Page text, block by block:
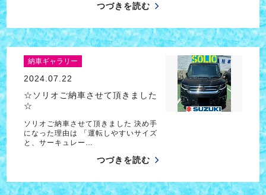
つづきを読む
納車ギャラリー
2024.07.22
☆ソリオご納車させて頂きました
☆
ソリオご納車させて頂きました 決め手
になった理由は 「運転しやすいサイズ
と、サーキュレー…
つづきを読む